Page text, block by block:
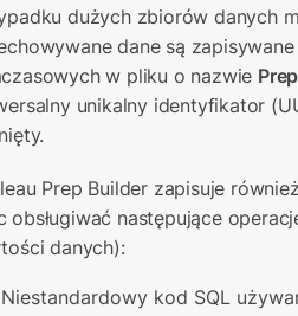
dużych zbiorów danych
dane są
w pliku o nazwie
unikalny identyfikator
Prep Builder zapisuje
obsługiwać następujące
danych):
Niestandardowy kod SQL